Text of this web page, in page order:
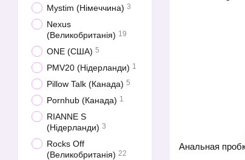
Mystim (Німеччина) 3
Nexus
(Великобританія) 19
ONE (США) 5
PMV20 (Нідерланди) 1
Pillow Talk (Канада) 5
Pornhub (Канада) 1
RIANNE S
(Нідерланди) 3
Rocks Off
(Великобританія) 22